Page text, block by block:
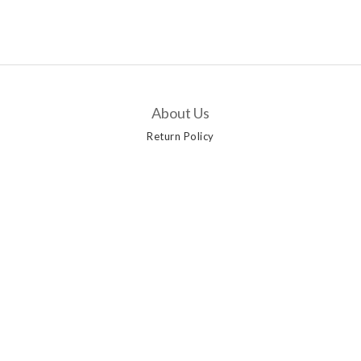
About Us
Return Policy